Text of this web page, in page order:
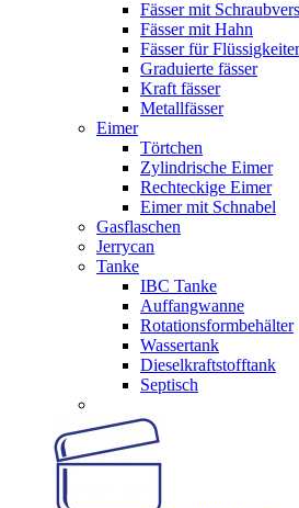
Fässer mit
Fässer mit Hahn
Fässer für
Graduierte fässer
Kraft fässer
Metallfässer
Eimer
Törtchen
Zylindrische Eimer
Rechteckige Eimer
Eimer mit Schnabel
Gasflaschen
Jerrycan
Tanke
IBC Tanke
Auffangwanne
Rotationsformbehälter
Wassertank
Dieselkraftstofftank
Septisch